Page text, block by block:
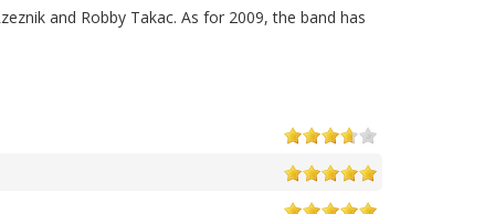
and Robby Takac. As for 2009, the band has